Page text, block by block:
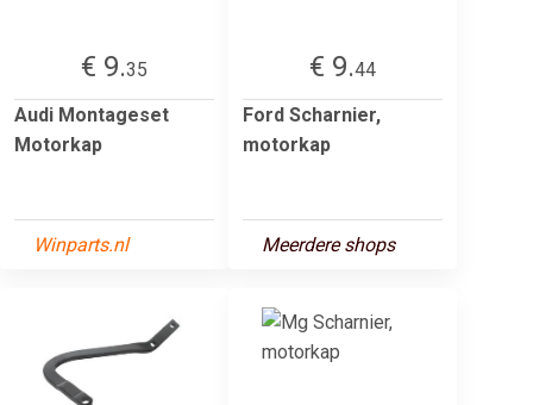
€ 9.35
Audi Montageset
Motorkap
Winparts.nl
€ 9.44
Ford Scharnier,
motorkap
Meerdere shops